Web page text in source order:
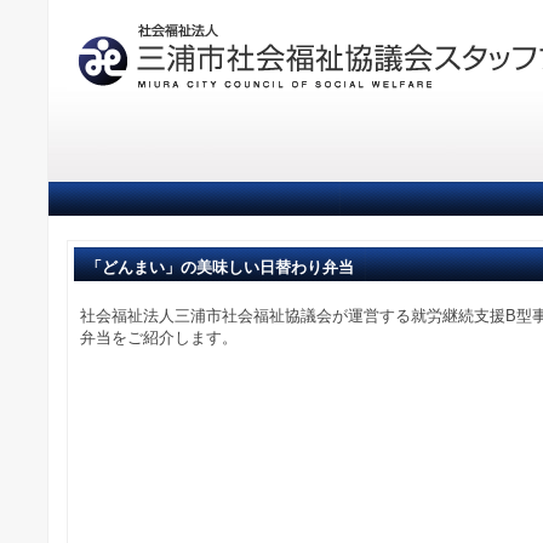
「どんまい」の美味しい日替わり弁当
社会福祉法人三浦市社会福祉協議会が運営する就労継続支援B型
弁当をご紹介します。